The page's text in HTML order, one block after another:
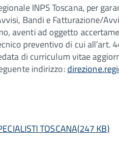
INPS Toscana, per
Bandi e Fatturazione/
aventi ad oggetto
preventivo di cui
di curriculum vitae
indirizzo:
TOSCANA(247 KB)